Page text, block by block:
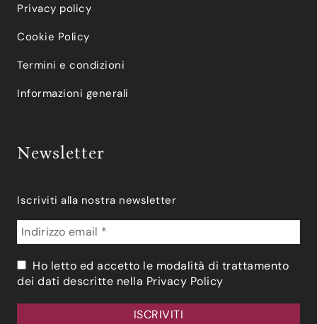
Privacy policy
Cookie Policy
Termini e condizioni
Informazioni generali
Newsletter
Iscriviti alla nostra newsletter
Ho letto ed accetto le modalità di trattamento
dei dati descritte nella Privacy Policy